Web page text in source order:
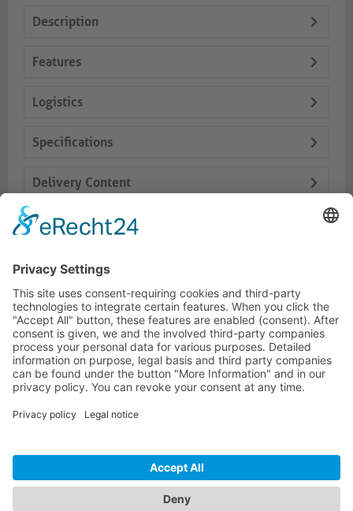
Description
Features
Logistics
Specifications
Delivery Content
Dokumente
Prod. similaires
HOTLINE ASSISTANCE
ONEAV.EU
NEWSLETTER